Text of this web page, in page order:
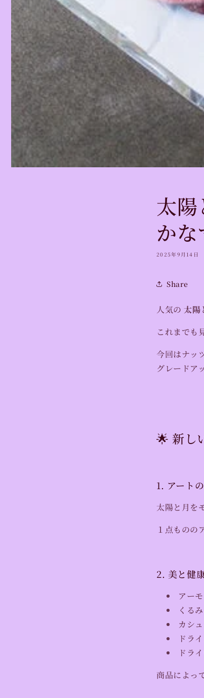
太
かな
2025年9月14日
Share
人気の太陽
これまでも
今回はナッ
グレードア
🌟 新し
1. アート
太陽と月を
１点ものの
2. 美と健
アー
くるみ
カシ
ドラ
ドラ
商品によっ